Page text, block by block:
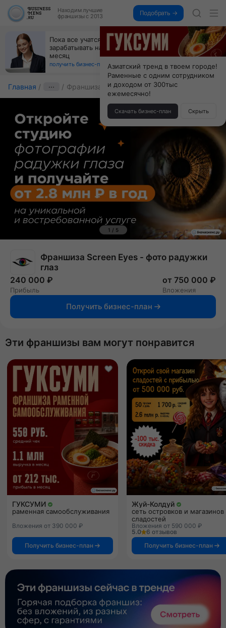
Находим лучшие
франшизы с 2013
Подобрать →
Пока все учатся пользоваться ИИ, вы можете
зарабатывать на их обучении по 500 тыс. каждый
месяц
получить бизнес-план ↓
Главная ··· Франшиза Screen Eyes
1 / 5
Франшиза Screen Eyes - фото радужки
глаз
240 000 ₽
Прибыль
от 750 000 ₽
Вложения
Получить бизнес-план
Эти франшизы вам могут понравится
ГУКСУМИ
раменная самообслуживания
Вложения от 390 000 ₽
Получить бизнес-план
Жуй-Колдуй
сеть островков и магазинов
сладостей
Вложения от 590 000 ₽
5.0
6 отзывов
Получить бизнес-план
Азиатский тренд в твоем городе!
Раменные с одним сотрудником
и доходом от 300тыс
ежемесячно!
Скачать бизнес-план Скрыть